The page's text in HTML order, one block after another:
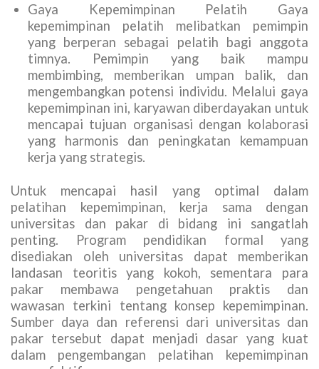
Gaya Kepemimpinan Pelatih Gaya
kepemimpinan pelatih melibatkan pemimpin
yang berperan sebagai pelatih bagi anggota
timnya. Pemimpin yang baik mampu
membimbing, memberikan umpan balik, dan
mengembangkan potensi individu. Melalui gaya
kepemimpinan ini, karyawan diberdayakan untuk
mencapai tujuan organisasi dengan kolaborasi
yang harmonis dan peningkatan kemampuan
kerja yang strategis.
Untuk mencapai hasil yang optimal dalam
pelatihan kepemimpinan, kerja sama dengan
universitas dan pakar di bidang ini sangatlah
penting. Program pendidikan formal yang
disediakan oleh universitas dapat memberikan
landasan teoritis yang kokoh, sementara para
pakar membawa pengetahuan praktis dan
wawasan terkini tentang konsep kepemimpinan.
Sumber daya dan referensi dari universitas dan
pakar tersebut dapat menjadi dasar yang kuat
dalam pengembangan pelatihan kepemimpinan